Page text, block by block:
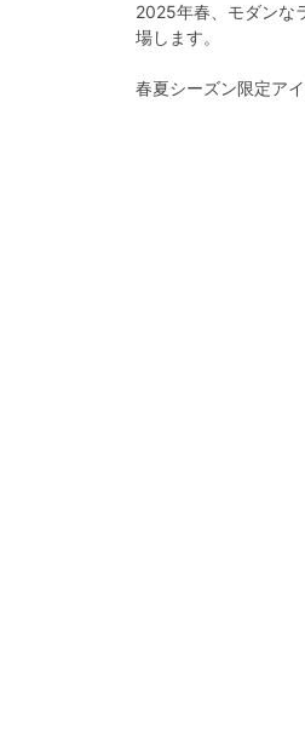
2025年春、モダンな
場します。
春夏シーズン限定ア